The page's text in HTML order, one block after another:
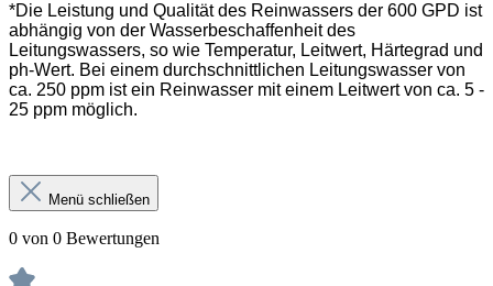
*Die Leistung und Qualität des Reinwassers der 600 GPD ist
abhängig von der Wasserbeschaffenheit des
Leitungswassers, so wie Temperatur, Leitwert, Härtegrad und
ph-Wert. Bei einem durchschnittlichen Leitungswasser von
ca. 250 ppm ist ein Reinwasser mit einem Leitwert von ca. 5 -
25 ppm möglich.
Menü schließen
0 von 0 Bewertungen